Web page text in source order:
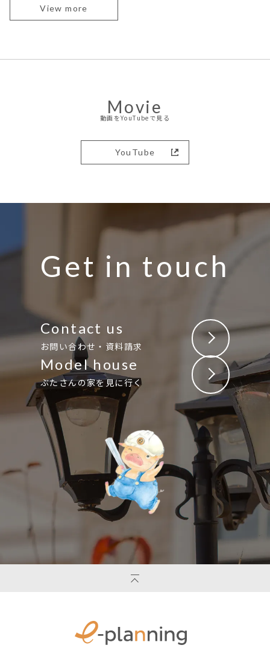
View more
Movie
動画をYouTubeで見る
YouTube
Get in touch
Contact us
お問い合わせ・資料請求
Model house
ぶたさんの家を見に行く